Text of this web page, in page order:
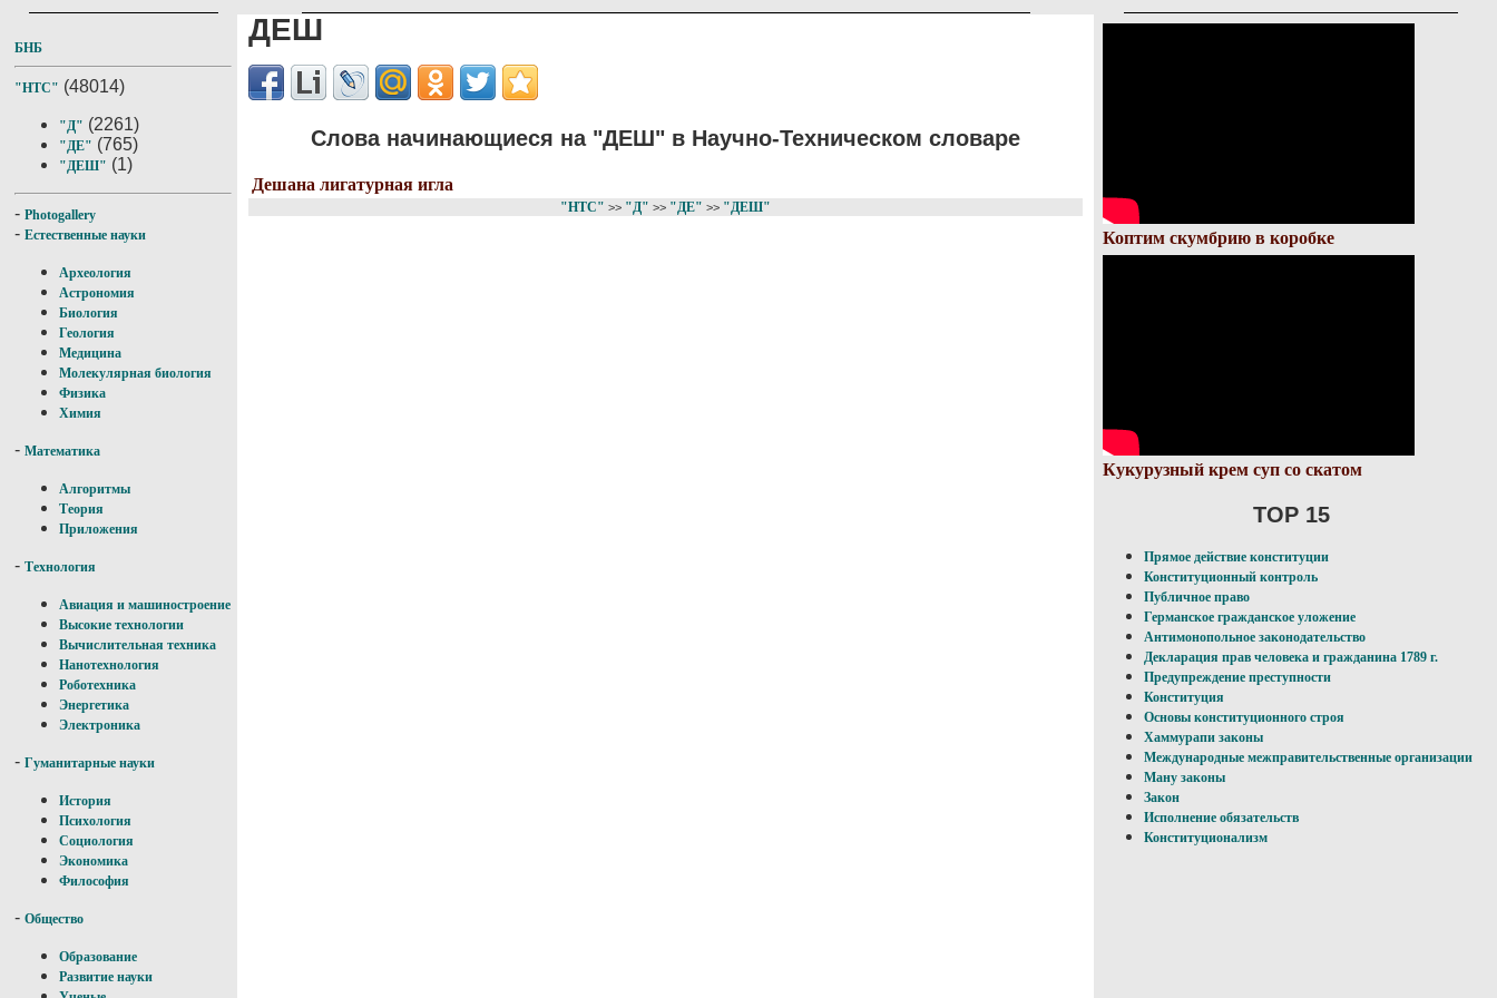
БНБ
"НТС" (48014)
"Д" (2261)
"ДЕ" (765)
"ДЕШ" (1)
- Photogallery
- Естественные науки
Археология
Астрономия
Биология
Геология
Медицина
Молекулярная биология
Физика
Химия
- Математика
Алгоритмы
Теория
Приложения
- Технология
Авиация и машиностроение
Высокие технологии
Вычислительная техника
Нанотехнология
Роботехника
Энергетика
Электроника
- Гуманитарные науки
История
Психология
Социология
Экономика
Философия
- Общество
Образование
Развитие науки
ДЕШ
Слова начинающиеся на "ДЕШ" в Научно-Техническом словаре
Дешана лигатурная игла
"НТС" >> "Д" >> "ДЕ" >> "ДЕШ"
Коптим скумбрию в коробке
Кукурузный крем суп со скатом
TOP 15
Прямое действие конституции
Конституционный контроль
Публичное право
Германское гражданское уложение
Антимонопольное законодательство
Декларация прав человека и гражданина 1789 г.
Предупреждение преступности
Конституция
Основы конституционного строя
Хаммурапи законы
Международные межправительственные организации
Ману законы
Закон
Исполнение обязательств
Конституционализм